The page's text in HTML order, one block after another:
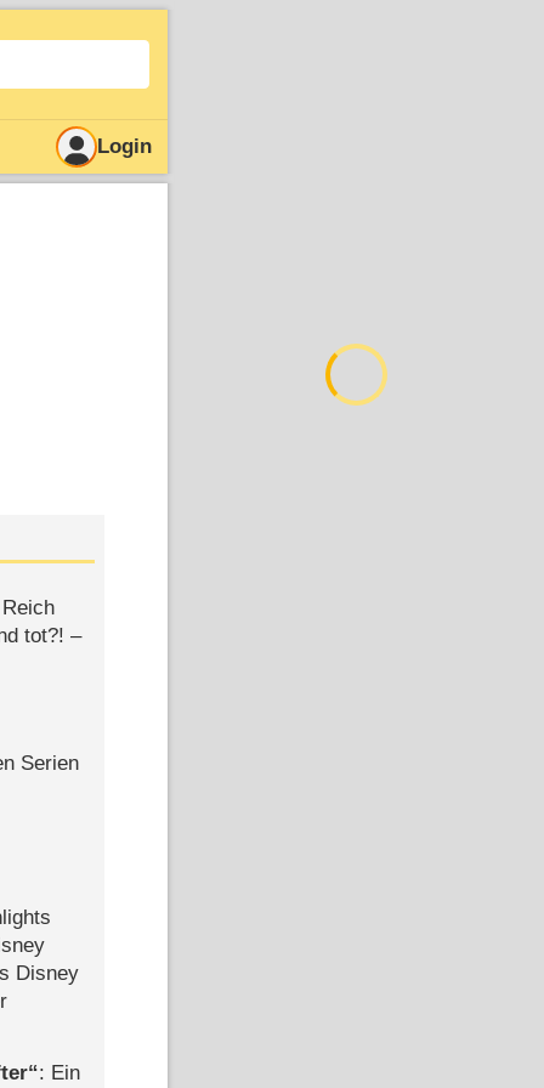
Login
tot?! –
Serien
Disney
: Ein